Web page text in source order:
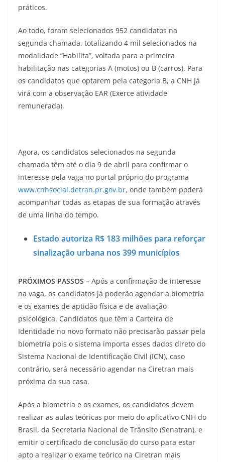
práticos.
Ao todo, foram selecionados 952 candidatos na
segunda chamada, totalizando 4 mil selecionados na
modalidade “Habilita”, voltada para a primeira
habilitação nas categorias A (motos) ou B (carros). Para
os candidatos que optarem pela categoria B, a CNH já
virá com a observação EAR (Exerce atividade
remunerada).
Agora, os candidatos selecionados na segunda
chamada têm até o dia 9 de abril para confirmar o
interesse pela vaga no portal próprio do programa
www.cnhsocial.detran.pr.gov.br, onde também poderá
acompanhar todas as etapas de sua formação através
de uma linha do tempo.
Estado autoriza R$ 183 milhões para reforçar
sinalização urbana nos 399 municípios
PRÓXIMOS PASSOS – Após a confirmação de interesse
na vaga, os candidatos já poderão agendar a biometria
e os exames de aptidão física e de avaliação
psicológica. Candidatos que têm a Carteira de
Identidade no novo formato não precisarão passar pela
biometria pois o sistema importa esses dados direto do
Sistema Nacional de Identificação Civil (ICN), caso
contrário, será necessário agendar na Ciretran mais
próxima da sua casa.
Após a biometria e os exames, os candidatos devem
realizar as aulas teóricas por meio do aplicativo CNH do
Brasil, da Secretaria Nacional de Trânsito (Senatran), e
emitir o certificado de conclusão do curso para estar
apto a realizar o exame teórico na Ciretran mais